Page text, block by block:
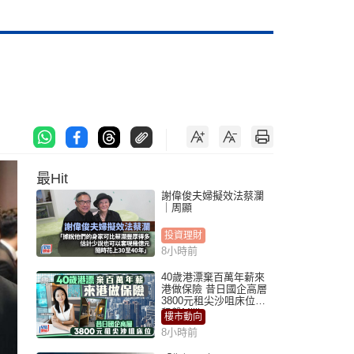
最Hit
謝偉俊夫婦擬效法蔡瀾
｜周顯
投資理財
8小時前
40歲港漂棄百萬年薪來
港做保險 昔日國企高層
3800元租尖沙咀床位｜
租盤Million
樓市動向
8小時前